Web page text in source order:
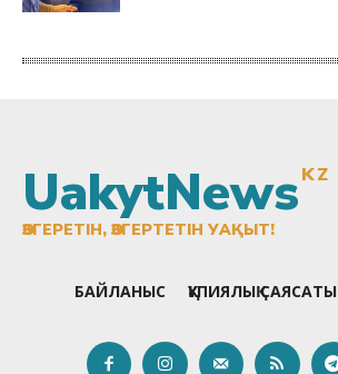
UakytNewsKZ
ӨЗГЕРЕТІН, ӨЗГЕРТЕТІН УАҚЫТ!
БАЙЛАНЫС ҚҰПИЯЛЫҚ САЯСАТЫ